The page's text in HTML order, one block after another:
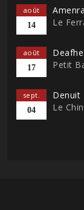
août
14
Amenra
Le
août
17
Petit
sept.
04
Denuit
Le